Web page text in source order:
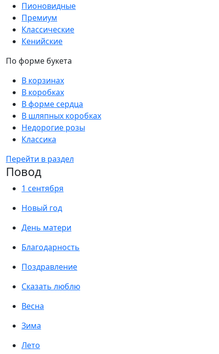
Пионовидные
Премиум
Классические
Кенийские
По форме букета
В корзинах
В коробках
В форме сердца
В шляпных коробках
Недорогие розы
Классика
Перейти в раздел
Повод
1 сентября
Новый год
День матери
Благодарность
Поздравление
Сказать люблю
Весна
Зима
Лето